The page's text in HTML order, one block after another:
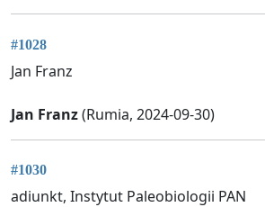
#1028
Jan Franz
Jan Franz(Rumia, 2024-09-30)
#1030
adiunkt, Instytut Paleobiologii PAN